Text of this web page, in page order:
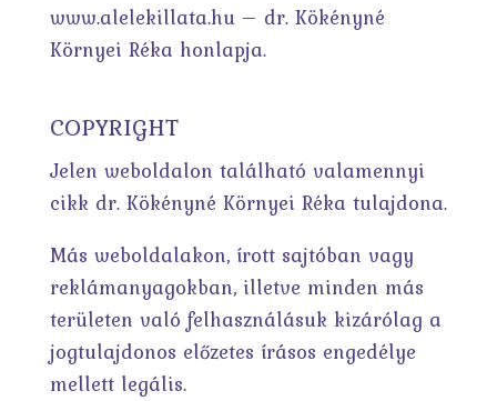
www.alelekillata.hu – dr. Kökényné
Környei Réka honlapja.
COPYRIGHT
Jelen weboldalon található valamennyi
cikk dr. Kökényné Környei Réka tulajdona.
Más weboldalakon, írott sajtóban vagy
reklámanyagokban, illetve minden más
területen való felhasználásuk kizárólag a
jogtulajdonos előzetes írásos engedélye
mellett legális.